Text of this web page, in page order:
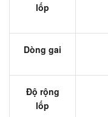
lốp
Dòng gai
Độ rộng
lốp